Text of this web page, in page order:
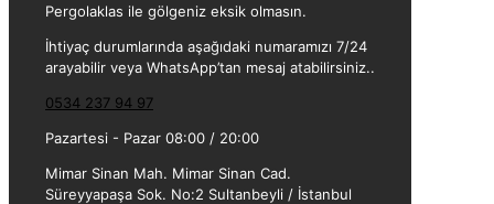
Pergolaklas ile gölgeniz eksik olmasın.
İhtiyaç durumlarında aşağıdaki numaramızı 7/24
arayabilir veya WhatsApp’tan mesaj atabilirsiniz..
0534 237 94 97
Pazartesi - Pazar 08:00 / 20:00
Mimar Sinan Mah. Mimar Sinan Cad.
Süreyyapaşa Sok. No:2 Sultanbeyli / İstanbul